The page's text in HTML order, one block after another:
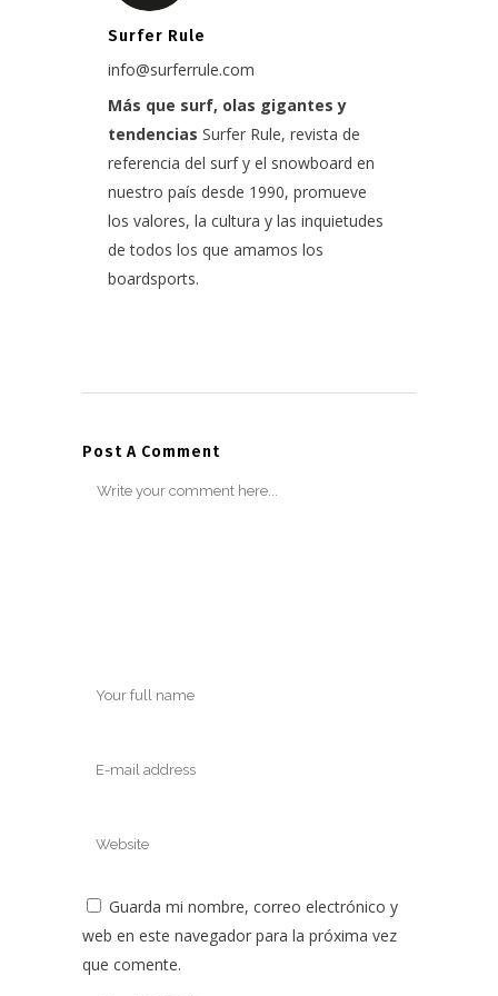
Surfer Rule
info@surferrule.com
Más que surf, olas gigantes y
tendencias Surfer Rule, revista de
referencia del surf y el snowboard en
nuestro país desde 1990, promueve
los valores, la cultura y las inquietudes
de todos los que amamos los
boardsports.
Post A Comment
Guarda mi nombre, correo electrónico y
web en este navegador para la próxima vez
que comente.